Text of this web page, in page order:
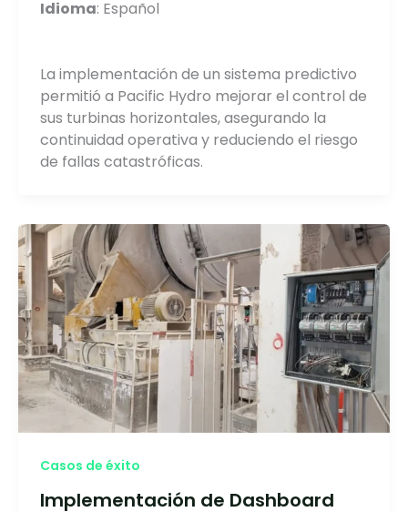
Idioma: Español
La implementación de un sistema predictivo
permitió a Pacific Hydro mejorar el control de
sus turbinas horizontales, asegurando la
continuidad operativa y reduciendo el riesgo
de fallas catastróficas.
Casos de éxito
Implementación de Dashboard